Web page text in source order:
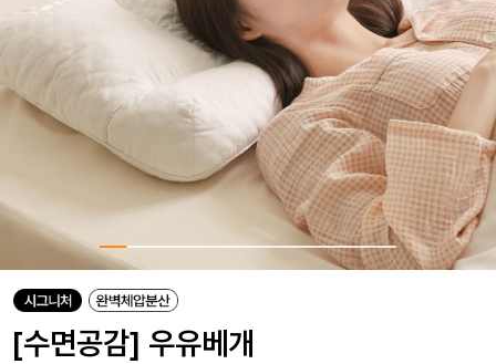
[수면공감] 우유베개